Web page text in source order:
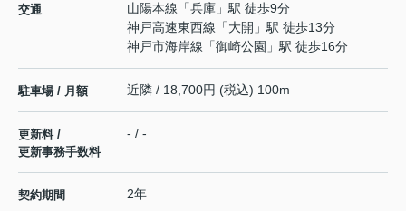
交通 山陽本線 「兵庫 」駅 徒歩9分
神戸高速東西線 「大開 」駅 徒歩13分
神戸市海岸線 「御崎公園 」駅 徒歩16分
駐車場 / 月額 近隣 / 18,700円 (税込) 100m
更新料 /
更新事務手数料
- / -
契約期間 2年